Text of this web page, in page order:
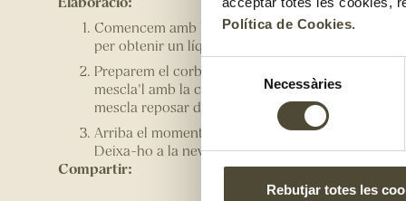
Política de Cookies.
Selecció
consentiment
Necessàries
Rebutjar totes les
Comencem amb la salsa: tritura tots els
per obtenir un líquid homogeni i reserva-ho a la
Preparem el corball: talla el corball en daus petits
mescla'l amb la ceba, el cogombre, el pebrot i el
mescla reposar durant 5 minuts.
Arriba el moment de marinar: afegeix la salsa a la
Deixa-ho a la nevera durant 10-15 minuts
Compartir: